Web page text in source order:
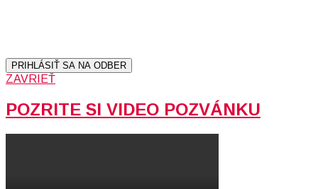
PRIHLÁSIŤ SA NA ODBER
ZAVRIEŤ
POZRITE SI VIDEO POZVÁNKU